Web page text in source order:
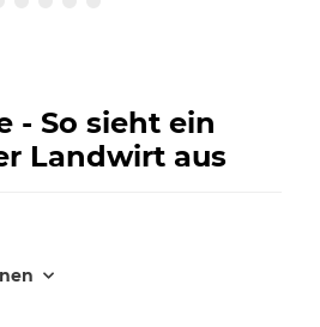
- So sieht ein
Landwirt aus